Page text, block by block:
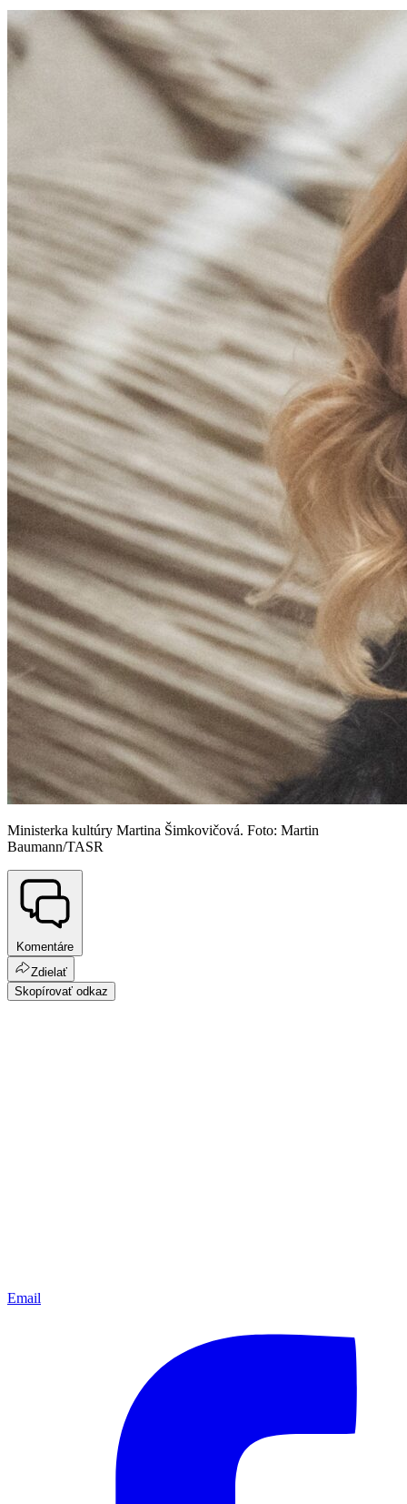
Ministerka kultúry Martina Šimkovičová. Foto: Martin
Baumann/TASR
Komentáre
Zdielať
Skopírovať odkaz
Email